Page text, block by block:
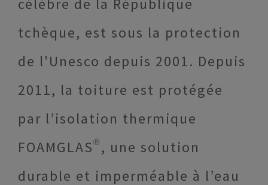
célèbre de la République
tchèque, est sous la protection
de l'Unesco depuis 2001. Depuis
2011, la toiture est protégée
par l’isolation thermique
FOAMGLAS®, une solution
durable et imperméable à l’eau